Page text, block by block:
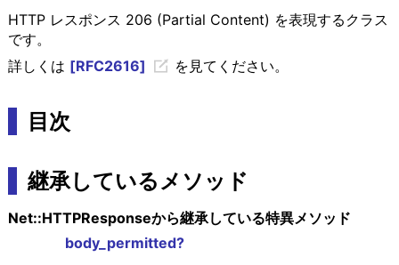
HTTP レスポンス 206 (Partial Content) を表現するクラス
です。
詳しくは [RFC2616] を見てください。
目次
継承しているメソッド
Net::HTTPResponseから継承している特異メソッド
body_permitted?